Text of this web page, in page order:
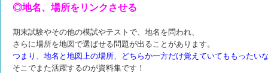
◎地名、場所をリンクさせる
期末試験やその他の模試やテストで、地名を問われ、
さらに場所を地図で選ばせる問題が出ることがあります。
つまり、地名と地図上の場所、どちらか一方だけ覚えていてももったい
そこでまた活躍するのが資料集です！